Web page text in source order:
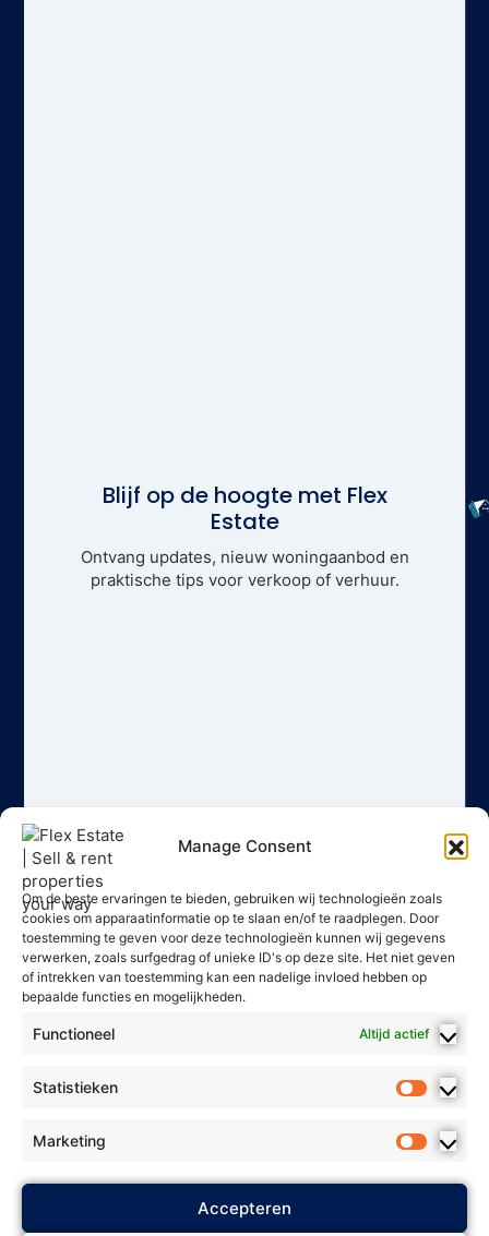
Manage Consent
Om de beste ervaringen te bieden, gebruiken wij technologieën zoals
cookies om apparaatinformatie op te slaan en/of te raadplegen. Door
toestemming te geven voor deze technologieën kunnen wij gegevens
verwerken, zoals surfgedrag of unieke ID's op deze site. Het niet geven
of intrekken van toestemming kan een nadelige invloed hebben op
bepaalde functies en mogelijkheden.
Functioneel Altijd actief
Statistieken
Marketing
Accepteren
Blijf op de hoogte met Flex
Estate
Ontvang updates, nieuw woningaanbod en
praktische tips voor verkoop of verhuur.
2025 Flex Estate - Alle rechten
Privacybeleid